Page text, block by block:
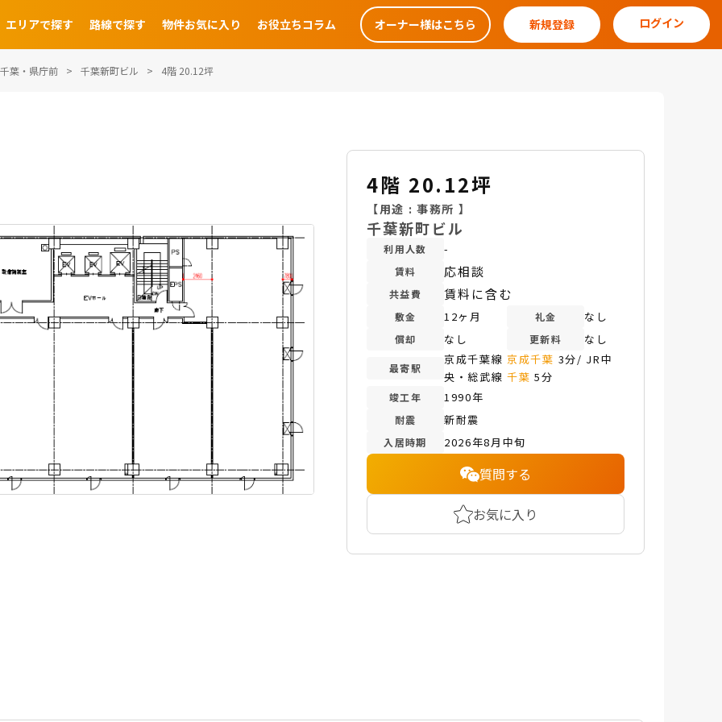
エリアで探す 路線で探す 物件お気に入り お役立ちコラム オーナー様はこちら 新規登録 ログイン
千葉・県庁前 千葉新町ビル 4階 20.12坪
4階 20.12坪
【用途 :事務所 】
千葉新町ビル
利用人数 -
賃料 応相談
共益費 賃料に含む
敷金 12ヶ月 礼金 なし
償却 なし 更新料 なし
最寄駅
京成千葉線 京成千葉 3分/ JR中
央・総武線千葉 5分
竣工年 1990年
耐震 新耐震
入居時期 2026年8月中旬
質問する
お気に入り